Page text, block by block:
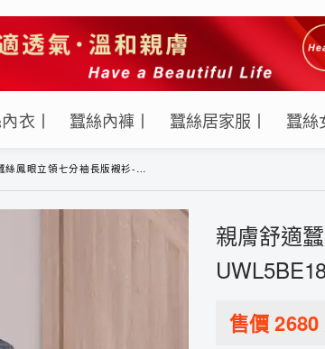
衣丨 蠶絲內褲丨 蠶絲居家服丨 蠶絲
立領七分袖長版襯衫-UWL5BE18Q7(毛線紋)
親膚舒適
售價2680